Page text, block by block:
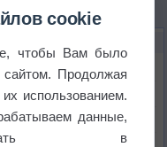
cookie
чтобы Вам было
Продолжая
использованием.
данные,
в